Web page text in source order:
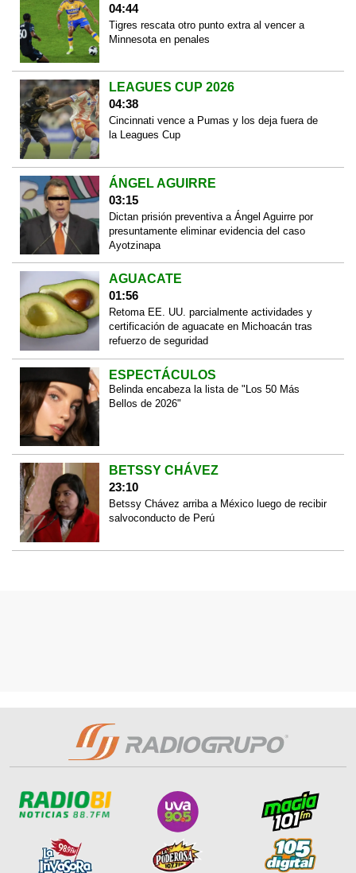
04:44
Tigres rescata otro punto extra al vencer a
Minnesota en penales
LEAGUES CUP 2026
04:38
Cincinnati vence a Pumas y los deja fuera de
la Leagues Cup
ÁNGEL AGUIRRE
03:15
Dictan prisión preventiva a Ángel Aguirre por
presuntamente eliminar evidencia del caso
Ayotzinapa
AGUACATE
01:56
Retoma EE. UU. parcialmente actividades y
certificación de aguacate en Michoacán tras
refuerzo de seguridad
ESPECTÁCULOS
Belinda encabeza la lista de "Los 50 Más
Bellos de 2026"
BETSSY CHÁVEZ
23:10
Betssy Chávez arriba a México luego de recibir
salvoconducto de Perú